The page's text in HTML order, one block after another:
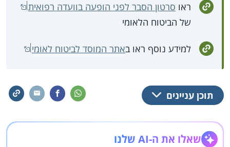
ראו סרטון הסבר לפני הופעה בוועדה רפואית
של הביטוח הלאומי
למידע נוסף ראו באתר המוסד לביטוח לאומי
תוכן עניינים
שאלו את ה-AI שלנו